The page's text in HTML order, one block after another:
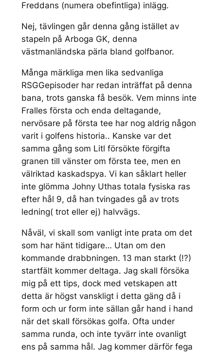
Freddans (numera obefintliga) inlägg.
Nej, tävlingen går denna gång istället av
stapeln på Arboga GK, denna
västmanländska pärla bland golfbanor.
Många märkliga men lika sedvanliga
RSGGepisoder har redan inträffat på denna
bana, trots ganska få besök. Vem minns inte
Fralles första och enda deltagande,
nervösare på första tee har nog aldrig någon
varit i golfens historia.. Kanske var det
samma gång som Litl försökte förgifta
granen till vänster om första tee, men en
välriktad kaskadspya. Vi kan såklart heller
inte glömma Johny Uthas totala fysiska ras
efter hål 9, då han tvingades gå av trots
ledning( trot eller ej) halvvägs.
Nåväl, vi skall som vanligt inte prata om det
som har hänt tidigare… Utan om den
kommande drabbningen. 13 man starkt (!?)
startfält kommer deltaga. Jag skall försöka
mig på ett tips, dock med vetskapen att
detta är högst vanskligt i detta gäng då i
form och ur form inte sällan går hand i hand
när det skall försökas golfa. Ofta under
samma runda, och inte tyvärr inte ovanligt
ens på samma hål. Jag kommer därför fega